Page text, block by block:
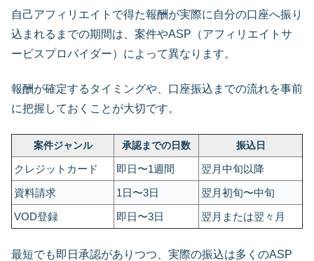
自己アフィリエイトで得た報酬が実際に自分の口座へ振り
込まれるまでの期間は、案件やASP（アフィリエイトサ
ービスプロバイダー）によって異なります。
報酬が確定するタイミングや、口座振込までの流れを事前
に把握しておくことが大切です。
案件ジャンル 承認までの日数 振込日
クレジットカード 即日〜1週間
翌月中旬以降
資料請求
1日〜3日
翌月初旬〜中旬
VOD登録
即日〜3日 翌月または翌々月
最短でも即日承認がありつつ、実際の振込は多くのASP